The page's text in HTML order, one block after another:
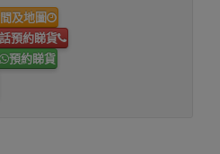
及地圖
預約睇貨
預約睇貨